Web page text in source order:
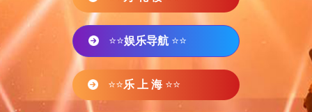
⭐⭐娱乐导航 ⭐⭐
⭐⭐乐 上 海 ⭐⭐